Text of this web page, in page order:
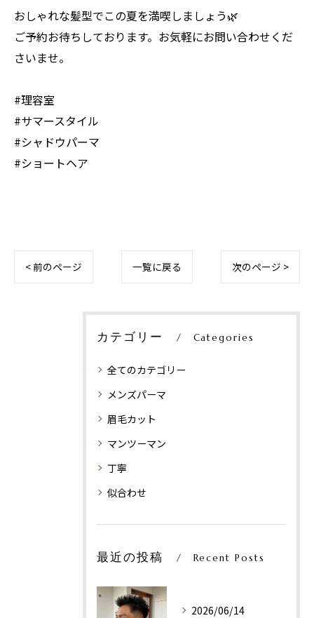
おしゃれな髪型でこの夏を満喫しましょう🌿
ご予約お待ちしております。お気軽にお問い合わせくだ
さいませ。
#理容室
#サマースタイル
#シャドウパーマ
#ショートヘア
< 前のページ 一覧に戻る 次のページ >
カテゴリー Categories
全てのカテゴリー
メンズパーマ
眉毛カット
マンツーマン
丁寧
似合わせ
最近の投稿 Recent Posts
2026/06/14